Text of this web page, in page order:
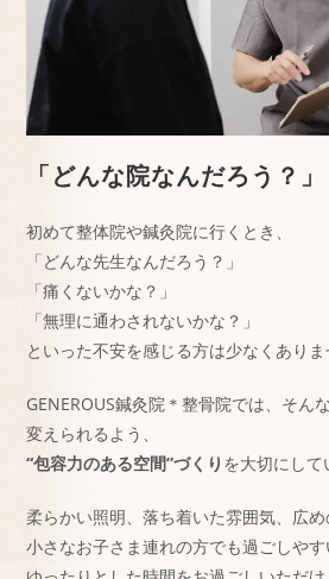
「どんな院なんだろう？
初めて整体院や鍼灸院に行くとき、
「どんな先生なんだろう？」
「痛くないかな？」
「無理に通わされないかな？」
といった不安を感じる方は少なくありま
GENEROUS鍼灸院＊整骨院では、そん
変えられるよう、
“包容力のある空間”づくり を大切にして
柔らかい照明、落ち着いた雰囲気、広め
小さなお子さま連れの方でも過ごしやす